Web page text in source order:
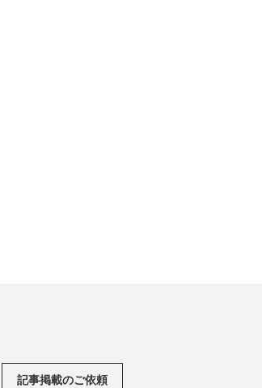
記事掲載のご依頼